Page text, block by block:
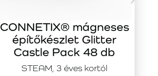
STEAM, 3 éves kortól
CONNETIX® mágneses
építőkészlet Glitter
Castle Pack 48 db